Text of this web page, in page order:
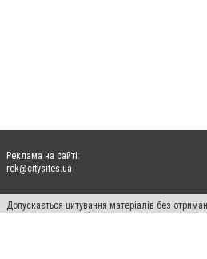
Реклама на сайті:
rek@citysites.ua
Допускається цитування матеріалів без
пошукових систем гіперпосилання на цитовані